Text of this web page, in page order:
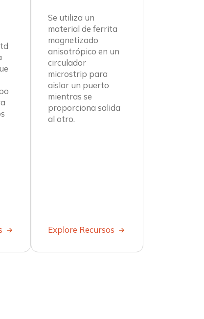
Se utiliza un
material de ferrita
magnetizado
anisotrópico en un
circulador
microstrip para
aislar un puerto
mientras se
proporciona salida
al otro.
Explore Recursos